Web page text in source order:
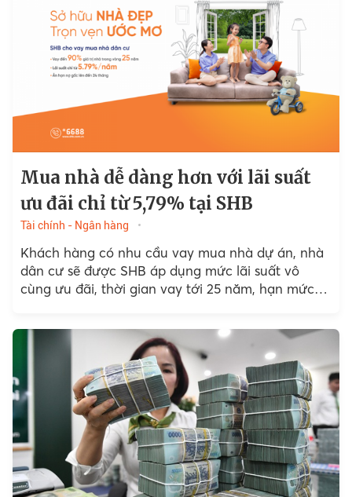
Mua nhà dễ dàng hơn với lãi suất
ưu đãi chỉ từ 5,79% tại SHB
Tài chính - Ngân hàng
Khách hàng có nhu cầu vay mua nhà dự án, nhà
dân cư sẽ được SHB áp dụng mức lãi suất vô
cùng ưu đãi, thời gian vay tới 25 năm, hạn mức